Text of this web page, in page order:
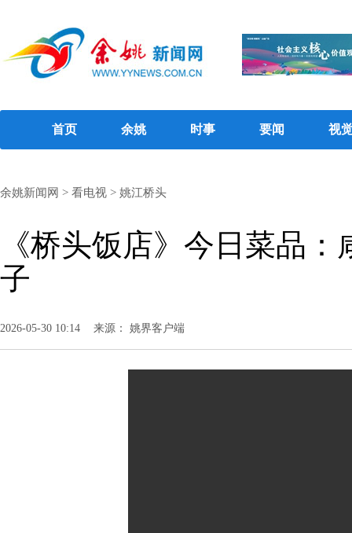
首页 余姚 时事 要闻 视
余姚新闻网 > 看电视 > 姚江桥头
《桥头饭店》今日菜品
子
2026-05-30 10:14 来源： 姚界客户端